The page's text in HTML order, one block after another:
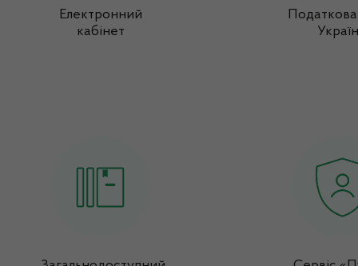
Електронний
кабінет